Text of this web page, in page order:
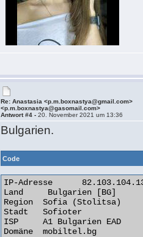
Re: Anastasia <p.m.boxnastya@gmail.com>
<p.m.boxnastya@gasomail.com>
Antwort #4 -20. November 2021 um 13:36
Bulgarien.
Code
IP-Adresse	82.103.104.134
Land	 Bulgarien [BG]
Region	Sofia (Stolitsa)
Stadt	Sofioter
ISP	A1 Bulgarien EAD
Domäne	mobiltel.bg